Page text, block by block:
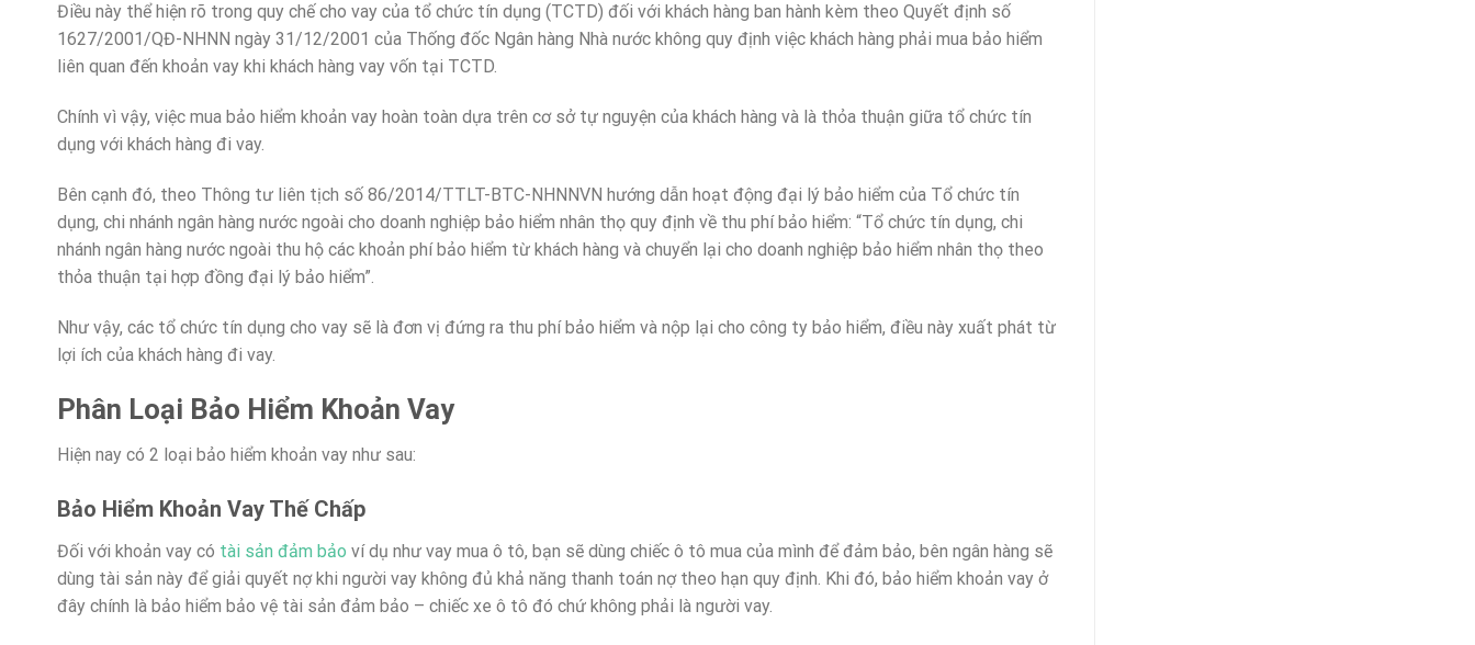
Điều này thể hiện rõ trong quy chế cho vay của tổ chức tín dụng (TCTD) đối với khách hàng ban hành kèm theo Quyết định số
1627/2001/QĐ-NHNN ngày 31/12/2001 của Thống đốc Ngân hàng Nhà nước không quy định việc khách hàng phải mua bảo hiểm
liên quan đến khoản vay khi khách hàng vay vốn tại TCTD.
Chính vì vậy, việc mua bảo hiểm khoản vay hoàn toàn dựa trên cơ sở tự nguyện của khách hàng và là thỏa thuận giữa tổ chức tín
dụng với khách hàng đi vay.
Bên cạnh đó, theo Thông tư liên tịch số 86/2014/TTLT-BTC-NHNNVN hướng dẫn hoạt động đại lý bảo hiểm của Tổ chức tín
dụng, chi nhánh ngân hàng nước ngoài cho doanh nghiệp bảo hiểm nhân thọ quy định về thu phí bảo hiểm: “Tổ chức tín dụng, chi
nhánh ngân hàng nước ngoài thu hộ các khoản phí bảo hiểm từ khách hàng và chuyển lại cho doanh nghiệp bảo hiểm nhân thọ theo
thỏa thuận tại hợp đồng đại lý bảo hiểm”.
Như vậy, các tổ chức tín dụng cho vay sẽ là đơn vị đứng ra thu phí bảo hiểm và nộp lại cho công ty bảo hiểm, điều này xuất phát từ
lợi ích của khách hàng đi vay.
Phân Loại Bảo Hiểm Khoản Vay
Hiện nay có 2 loại bảo hiểm khoản vay như sau:
Bảo Hiểm Khoản Vay Thế Chấp
Đối với khoản vay có tài sản đảm bảo ví dụ như vay mua ô tô, bạn sẽ dùng chiếc ô tô mua của mình để đảm bảo, bên ngân hàng sẽ
dùng tài sản này để giải quyết nợ khi người vay không đủ khả năng thanh toán nợ theo hạn quy định. Khi đó, bảo hiểm khoản vay ở
đây chính là bảo hiểm bảo vệ tài sản đảm bảo – chiếc xe ô tô đó chứ không phải là người vay.